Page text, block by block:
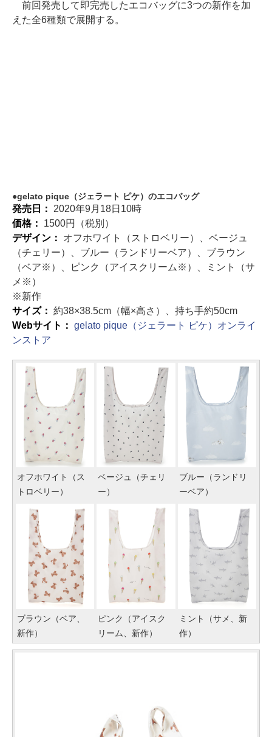
前回発売して即完売したエコバッグに3つの新作を加
えた全6種類で展開する。
gelato pique（ジェラート ピケ）のエコバッグ
発売日： 2020年9月18日10時
価格： 1500円（税別）
デザイン： オフホワイト（ストロベリー）、ベージュ
（チェリー）、ブルー（ランドリーベア）、ブラウン
（ベア※）、ピンク（アイスクリーム※）、ミント（サ
メ※）
※新作
サイズ： 約38×38.5cm（幅×高さ）、持ち手約50cm
Webサイト： gelato pique（ジェラート ピケ）オンライ
ンストア
オフホワイト（ス
トロベリー）
ベージュ（チェリ
ー）
ブルー（ランドリ
ーベア）
ブラウン（ベア、
新作）
ピンク（アイスク
リーム、新作）
ミント（サメ、新
作）